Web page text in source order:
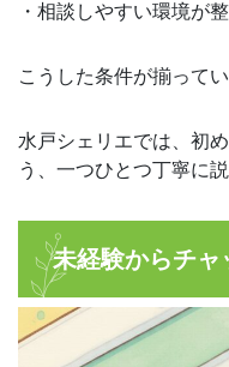
・相談しやすい環境が
こうした条件が揃って
水戸シェリエでは、初
う、一つひとつ丁寧に
未経験からチャ